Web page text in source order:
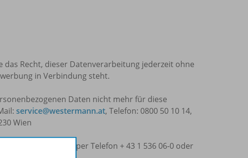
Recht, dieser Datenverarbeitung jederzeit ohne
in Verbindung steht.
Daten nicht mehr für diese
service@westermann.at, Telefon: 0800 50 10 14,
Wien
, per Telefon + 43 1 536 06-0 oder